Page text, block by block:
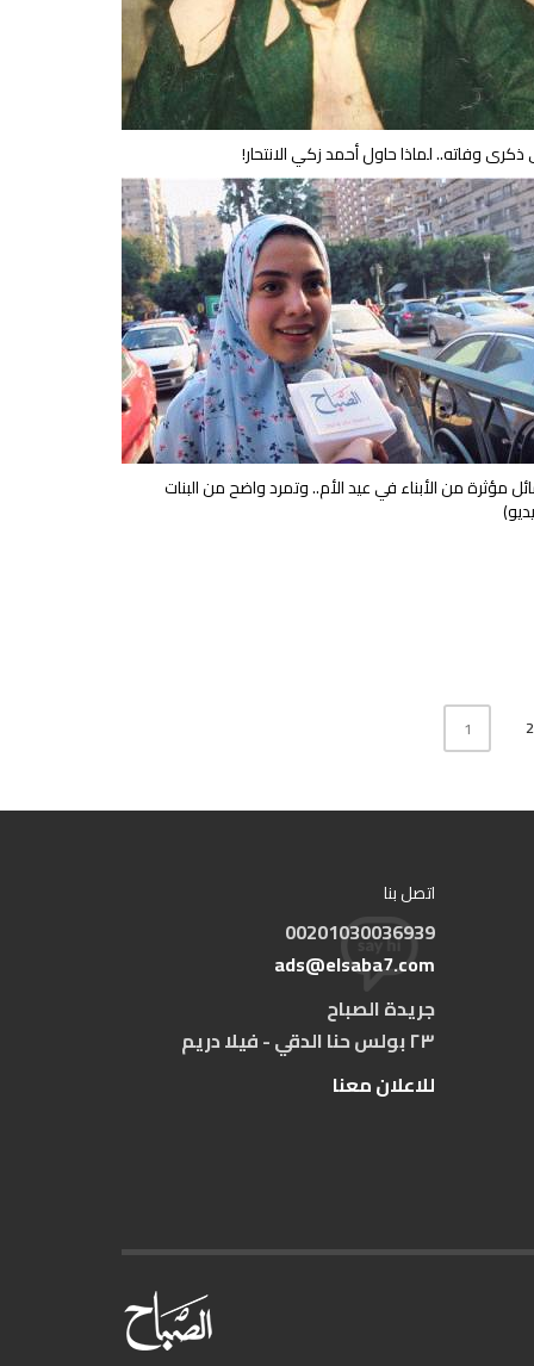
وفاته.. لماذا حاول أحمد زكي الانتحار!
مؤثرة من الأبناء في عيد الأم.. وتمرد واضح من البنات
1 2
اتصل بنا
00201030036939
ads@elsaba7.com
جريدة الصباح
٢٣ بولس حنا الدقي - فيلا دريم
للاعلان معنا